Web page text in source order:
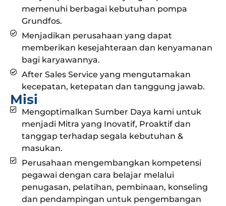
memenuhi berbagai kebutuhan pompa
Grundfos.
Menjadikan perusahaan yang dapat
memberikan kesejahteraan dan kenyamanan
bagi karyawannya.
After Sales Service yang mengutamakan
kecepatan, ketepatan dan tanggung jawab.
Misi
Mengoptimalkan Sumber Daya kami untuk
menjadi Mitra yang Inovatif, Proaktif dan
tanggap terhadap segala kebutuhan &
masukan.
Perusahaan mengembangkan kompetensi
pegawai dengan cara belajar melalui
penugasan, pelatihan, pembinaan, konseling
dan pendampingan untuk pengembangan